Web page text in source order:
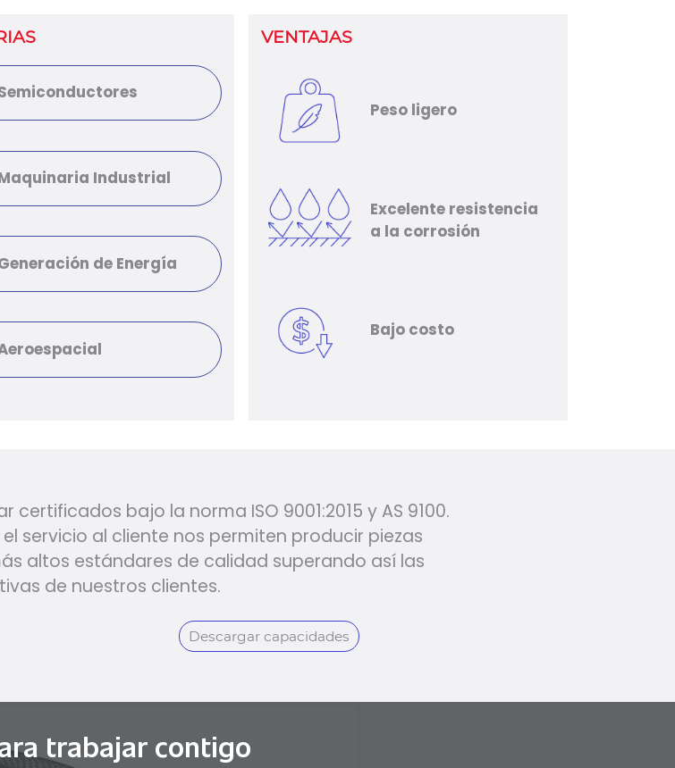
Industrial
de Energía
VENTAJAS
Peso ligero
Excelente resistencia
a la corrosión
Bajo costo
certificados bajo la norma ISO 9001:2015 y AS 9100.
servicio al cliente nos permiten producir piezas
altos estándares de calidad superando así las
de nuestros clientes.
Descargar capacidades
trabajar contigo